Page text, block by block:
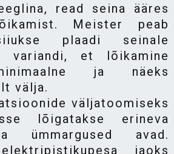
read seina ääres
Meister peab
plaadi seinale
variandi, et lõikamine
ja näeks
välja.
väljatoomiseks
lõigatakse erineva
ümmargused avad.
jaoks